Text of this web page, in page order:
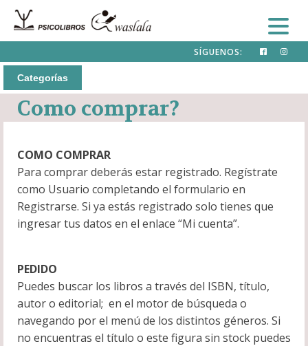
SÍGUENOS:
Categorías
Como comprar?
COMO COMPRAR
Para comprar deberás estar registrado. Regístrate
como Usuario completando el formulario en
Registrarse. Si ya estás registrado solo tienes que
ingresar tus datos en el enlace “Mi cuenta”.
PEDIDO
Puedes buscar los libros a través del ISBN, título,
autor o editorial; en el motor de búsqueda o
navegando por el menú de los distintos géneros. Si
no encuentras el título o este figura sin stock puedes